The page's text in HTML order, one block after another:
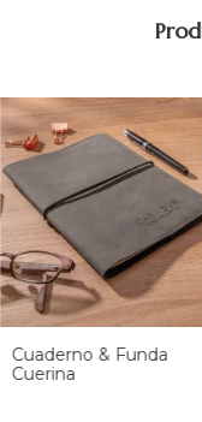
Cuaderno & Funda
Cuerina